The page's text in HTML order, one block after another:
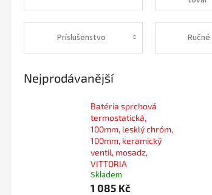
Príslušenstvo
Nejprodávanější
Batéria sprchová
termostatická,
100mm, lesklý chróm,
100mm, keramický
ventil, mosadz,
VITTORIA
Skladem
1 085 Kč